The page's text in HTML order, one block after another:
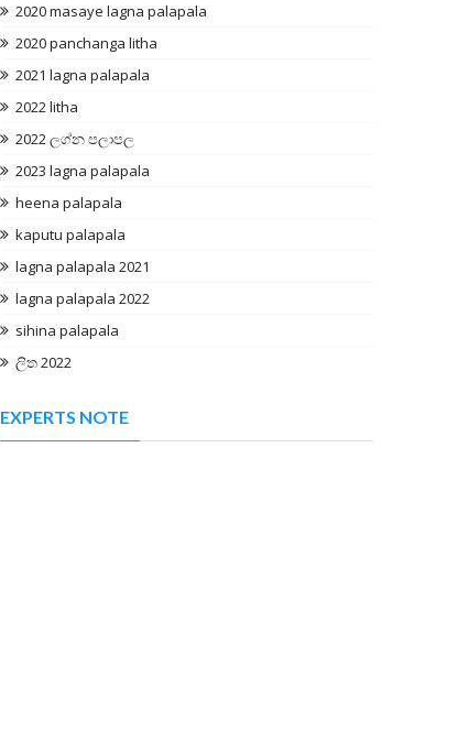
2020 masaye lagna palapala
2020 panchanga litha
2021 lagna palapala
2022 litha
2022 ලග්න පලාපල
2023 lagna palapala
heena palapala
kaputu palapala
lagna palapala 2021
lagna palapala 2022
sihina palapala
ලිත 2022
EXPERTS NOTE